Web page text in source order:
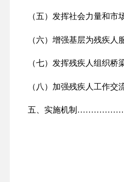
（五）发挥社会力
（六）增强基层为
（七）发挥残疾人
（八）加强残疾人
五、实施机制